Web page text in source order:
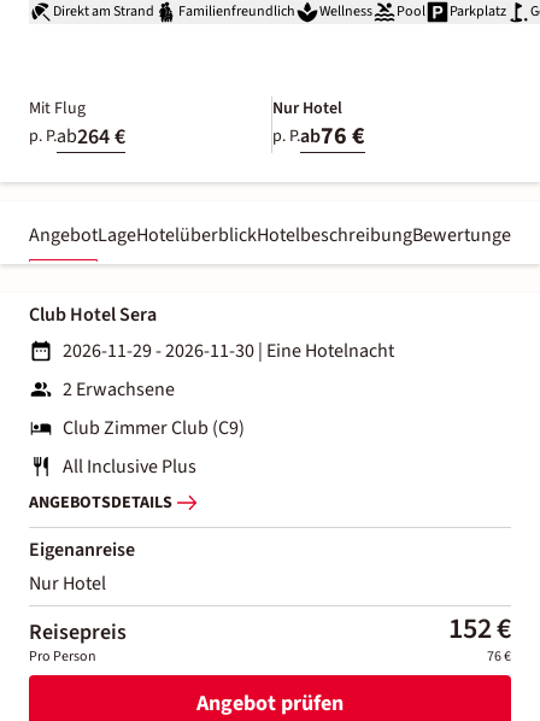
Direkt am Strand Familienfreundlich Wellness Pool Parkplatz
Mit Flug
p. P.ab264 €
Nur Hotel
p. P.ab76 €
AngebotLageHotelüberblickHotelbeschreibungBewertungen
Club Hotel Sera
2026-11-29 - 2026-11-30| Eine Hotelnacht
2 Erwachsene
Club Zimmer Club (C9)
All Inclusive Plus
ANGEBOTSDETAILS
Eigenanreise
Nur Hotel
Reisepreis 152 €
Pro Person 76 €
Angebot prüfen